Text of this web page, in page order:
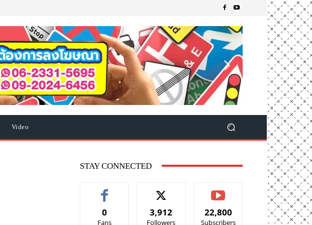
Video
STAY CONNECTED
0
Fans
3,912
Followers
22,800
Subscribers